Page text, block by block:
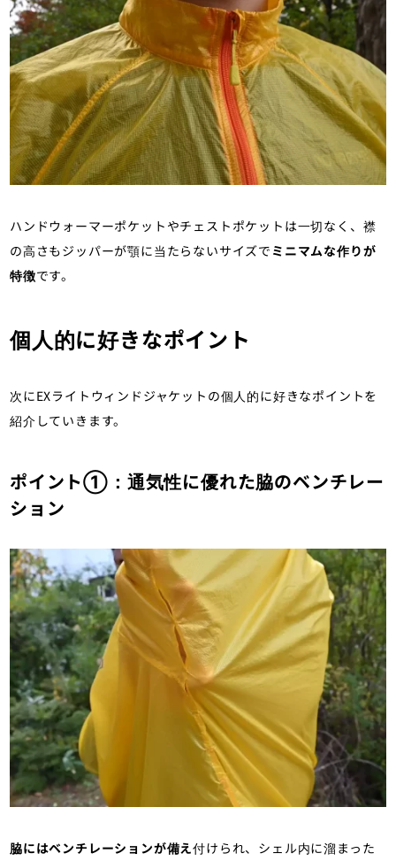
ハンドウォーマーポケットやチェストポケットは一切なく、襟
の高さもジッパーが顎に当たらないサイズで ミニマムな作りが
特徴です。
個人的に好きなポイント
次にEXライトウィンドジャケットの個人的に好きなポイントを
紹介していきます。
ポイント①：通気性に優れた脇のベンチレー
ション
脇にはベンチレーションが備え付けられ、シェル内に溜まった